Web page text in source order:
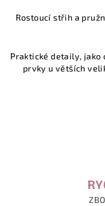
Rostoucí střih a
Praktické detaily, jako
prvky u větších